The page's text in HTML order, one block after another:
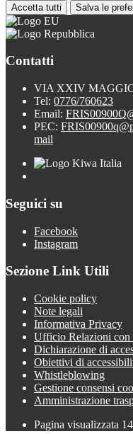
Accetta tutti Salva le
Contatti
VIA XXIV
Tel: 0776/760623
Email:
PEC:
mail
Seguici su
Facebook
Instagram
Sezione Link Utili
Cookie policy
Note legali
Informativa Privacy
Ufficio Relazioni con
Dichiarazione di
Obiettivi di
Whistleblowing
Gestione consensi
Amministrazione
Pagina visualizzata